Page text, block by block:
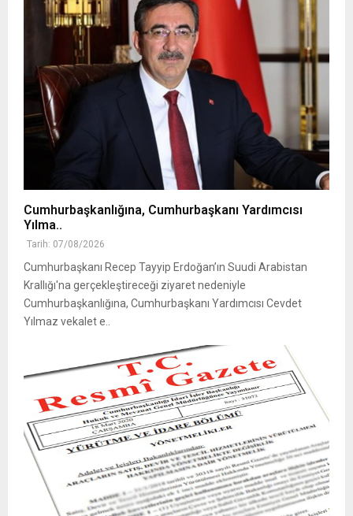
Cumhurbaşkanlığına, Cumhurbaşkanı Yardımcısı
Yılma..
Tarih: 07/08/2026
Cumhurbaşkanı Recep Tayyip Erdoğan’ın Suudi Arabistan
Krallığı'na gerçekleştireceği ziyaret nedeniyle
Cumhurbaşkanlığına, Cumhurbaşkanı Yardımcısı Cevdet
Yılmaz vekalet e..